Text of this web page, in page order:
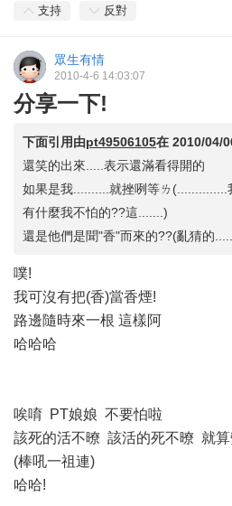
支持 反對
眾生有情
2010-4-6 14:03:07
分享一下!
下面引用由pt49506105在 2010/04/
還笑的出來.....表示還滿看得開的
如果是我..........就挫咧等ㄌ(..............
有什麼我不怕的??這.......)
還是他們是聞"香"而來的??(亂猜的
噗!
我可沒有把(香)當香煙!
路邊隨時來一根 這樣阿
哈哈哈
唉唷 PT娘娘 不要怕啦
該死的活不暸 該活的死不暸 就
(棒吼一祖連)
哈哈!